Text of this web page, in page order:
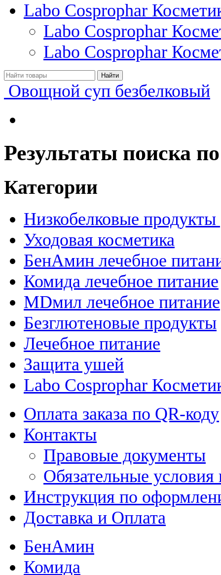
Labo Cosprophar
Labo Cosprophar
Labo Cosprophar
Овощной суп безбелковый
Результаты поиска
Категории
Низкобелковые продукты
Уходовая косметика
БенАмин лечебное
Комида лечебное питание
MDмил лечебное питание
Безглютеновые продукты
Лечебное питание
Защита ушей
Labo Cosprophar
Оплата заказа по QR-коду
Контакты
Правовые документы
Обязательные
Инструкция по
Доставка и Оплата
БенАмин
Комида